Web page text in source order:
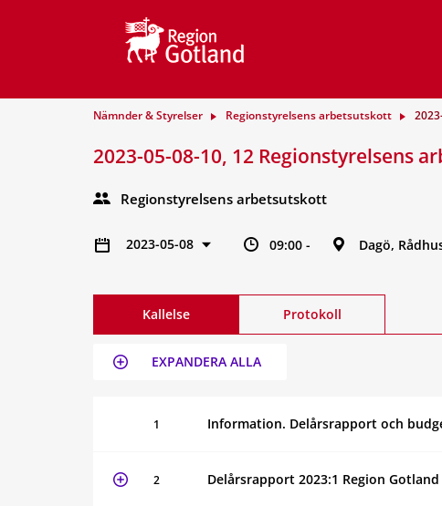
Nämnder & Styrelser Regionstyrelsens arbetsutskott
2023-05-08-10, 12 Regionstyrelsens
Regionstyrelsens arbetsutskott
2023-05-08 09:00 - Dagö,
Kallelse Protokoll
EXPANDERA ALLA
1 Information. Delårsrapport och
2 Delårsrapport 2023:1 Region Gotland